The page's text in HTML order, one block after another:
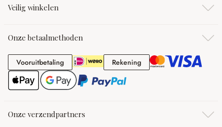
Veilig winkelen
Onze betaalmethoden
VooruitbetalingVooruitbetaling RekeningRekening
Onze verzendpartners